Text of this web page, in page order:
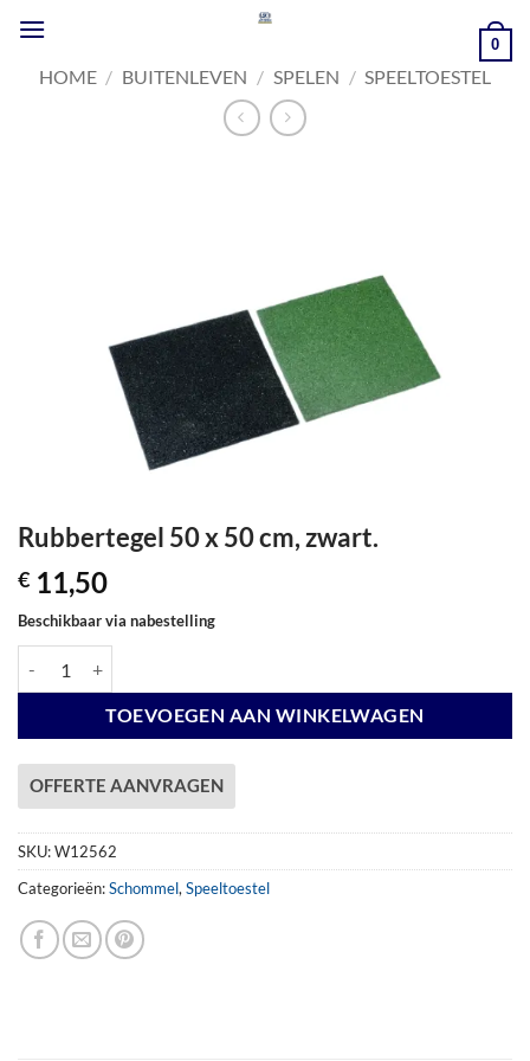
naar
inhoud
0
HOME / BUITENLEVEN / SPELEN / SPEELTOESTEL
Rubbertegel 50 x 50 cm, zwart.
€ 11,50
Beschikbaar via nabestelling
TOEVOEGEN AAN WINKELWAGEN
OFFERTE AANVRAGEN
SKU:W12562
Categorieën:Schommel, Speeltoestel